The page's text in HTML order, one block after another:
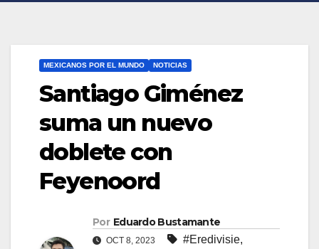
MEXICANOS POR EL MUNDO NOTICIAS
Santiago Giménez
suma un nuevo
doblete con
Feyenoord
Por Eduardo Bustamante
OCT 8, 2023 #Eredivisie,